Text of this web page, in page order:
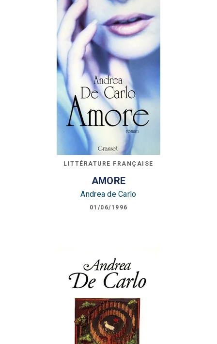
LITTÉRATURE FRANÇAISE
AMORE
Andrea de Carlo
01/06/1996